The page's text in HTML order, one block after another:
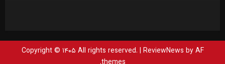
Copyright © ۱۴۰۵ All rights reserved. | ReviewNews by AF